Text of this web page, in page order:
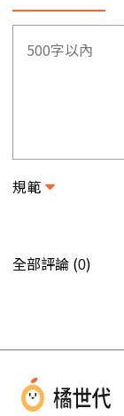
規範
全部評論 (0)